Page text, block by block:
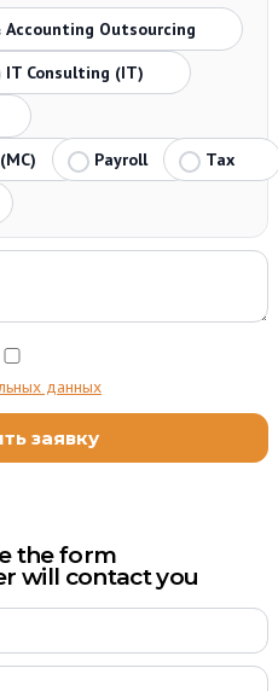
Outsourcing
IT Consulting (IT)
Payroll
Tax
данных
the form
will contact you